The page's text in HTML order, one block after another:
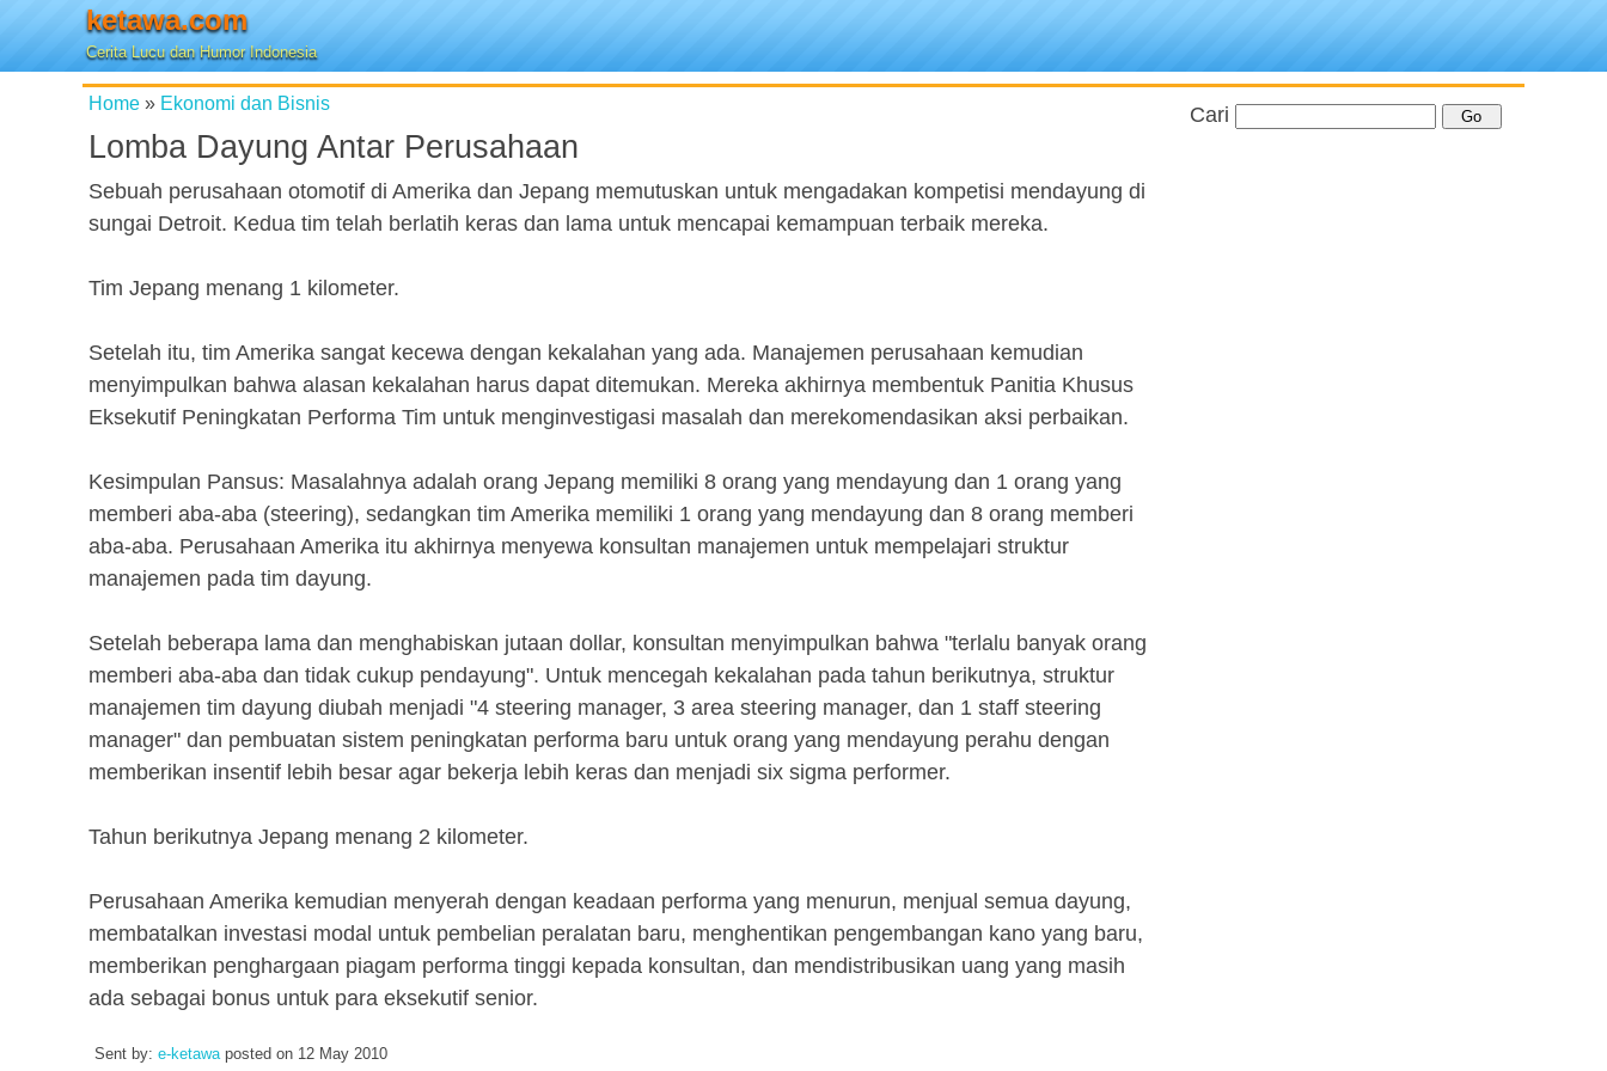
ketawa.com
Cerita Lucu dan Humor Indonesia
Home » Ekonomi dan Bisnis
Lomba Dayung Antar Perusahaan
Sebuah perusahaan otomotif di Amerika dan Jepang memutuskan untuk mengadakan kompetisi mendayung di
sungai Detroit. Kedua tim telah berlatih keras dan lama untuk mencapai kemampuan terbaik mereka.
Tim Jepang menang 1 kilometer.
Setelah itu, tim Amerika sangat kecewa dengan kekalahan yang ada. Manajemen perusahaan kemudian
menyimpulkan bahwa alasan kekalahan harus dapat ditemukan. Mereka akhirnya membentuk Panitia Khusus
Eksekutif Peningkatan Performa Tim untuk menginvestigasi masalah dan merekomendasikan aksi perbaikan.
Kesimpulan Pansus: Masalahnya adalah orang Jepang memiliki 8 orang yang mendayung dan 1 orang yang
memberi aba-aba (steering), sedangkan tim Amerika memiliki 1 orang yang mendayung dan 8 orang memberi
aba-aba. Perusahaan Amerika itu akhirnya menyewa konsultan manajemen untuk mempelajari struktur
manajemen pada tim dayung.
Setelah beberapa lama dan menghabiskan jutaan dollar, konsultan menyimpulkan bahwa "terlalu banyak orang
memberi aba-aba dan tidak cukup pendayung". Untuk mencegah kekalahan pada tahun berikutnya, struktur
manajemen tim dayung diubah menjadi "4 steering manager, 3 area steering manager, dan 1 staff steering
manager" dan pembuatan sistem peningkatan performa baru untuk orang yang mendayung perahu dengan
memberikan insentif lebih besar agar bekerja lebih keras dan menjadi six sigma performer.
Tahun berikutnya Jepang menang 2 kilometer.
Perusahaan Amerika kemudian menyerah dengan keadaan performa yang menurun, menjual semua dayung,
membatalkan investasi modal untuk pembelian peralatan baru, menghentikan pengembangan kano yang baru,
memberikan penghargaan piagam performa tinggi kepada konsultan, dan mendistribusikan uang yang masih
ada sebagai bonus untuk para eksekutif senior.
Sent by: e-ketawaposted on 12 May 2010
Cari